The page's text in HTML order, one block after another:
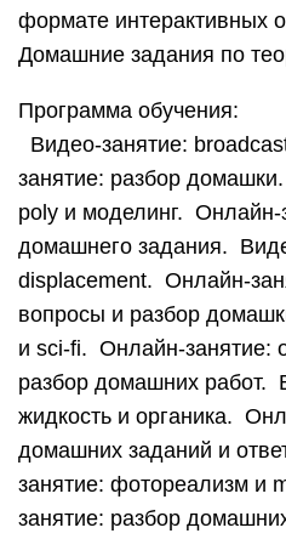
формате интерактивных
Домашние задания по
Программа обучения:
Видео-занятие:
занятие: разбор
poly и моделинг. Онлайн-
домашнего задания.
displacement. Онлайн-
вопросы и разбор
и sci-fi. Онлайн-занятие:
разбор домашних работ.
жидкость и органика.
домашних заданий и
занятие: фотореализм и
занятие: разбор